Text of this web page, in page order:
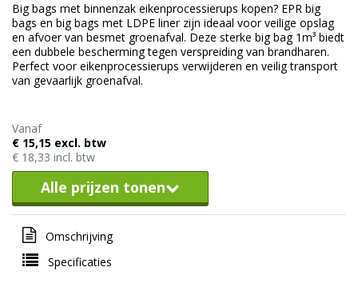
Big bags met binnenzak eikenprocessierups kopen? EPR big
bags en big bags met LDPE liner zijn ideaal voor veilige opslag
en afvoer van besmet groenafval. Deze sterke big bag 1m³ biedt
een dubbele bescherming tegen verspreiding van brandharen.
Perfect voor eikenprocessierups verwijderen en veilig transport
van gevaarlijk groenafval.
Vanaf
€ 15,15 excl. btw
€ 18,33 incl. btw
Alle prijzen tonen
Omschrijving
Specificaties